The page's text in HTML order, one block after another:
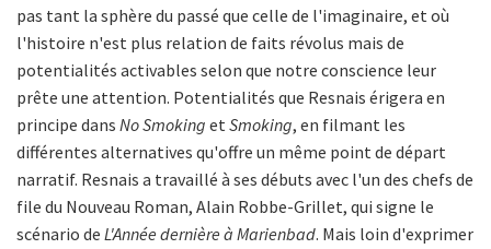
pas tant la sphère du passé que celle de l'imaginaire, et où
l'histoire n'est plus relation de faits révolus mais de
potentialités activables selon que notre conscience leur
prête une attention. Potentialités que Resnais érigera en
principe dans No Smoking et Smoking, en filmant les
différentes alternatives qu'offre un même point de départ
narratif. Resnais a travaillé à ses débuts avec l'un des chefs de
file du Nouveau Roman, Alain Robbe-Grillet, qui signe le
scénario de L'Année dernière à Marienbad. Mais loin d'exprimer